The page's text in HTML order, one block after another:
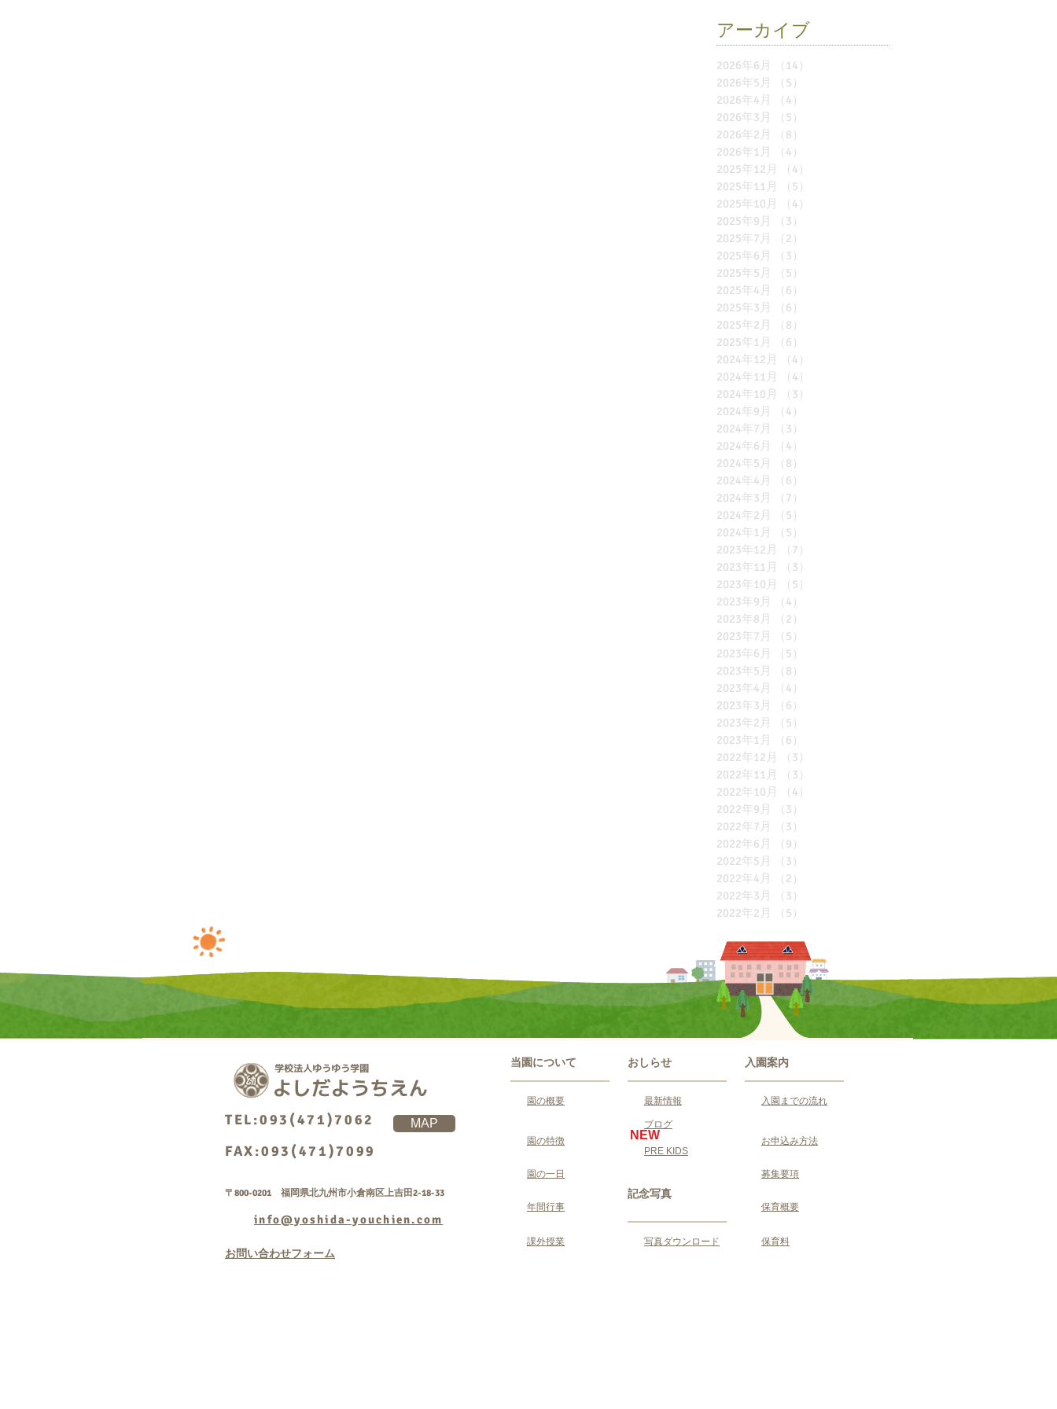
アーカイブ
2026年6月 （14）
2026年5月
（5）
2026年4月
（4）
2026年3月
（5）
2026年2月
（8）
2026年1月
（4）
2025年12月
（4）
2025年11月
（5）
2025年10月
（4）
2025年9月
（3）
2025年7月
（2）
2025年6月
（3）
2025年5月
（5）
2025年4月
（6）
2025年3月
（6）
2025年2月
（8）
2025年1月
（6）
2024年12月
（4）
2024年11月
（4）
2024年10月
（3）
2024年9月
（4）
2024年7月
（3）
2024年6月
（4）
2024年5月
（8）
2024年4月
（6）
2024年3月
（7）
2024年2月
（5）
2024年1月
（5）
2023年12月
（7）
2023年11月
（3）
2023年10月
（5）
2023年9月
（4）
2023年8月
（2）
2023年7月
（5）
2023年6月
（5）
2023年5月
（8）
2023年4月
（4）
2023年3月
（6）
2023年2月
（5）
2023年1月
（6）
2022年12月
（3）
2022年11月
（3）
2022年10月
（4）
2022年9月
（3）
2022年7月
（3）
2022年6月
（9）
2022年5月
（3）
2022年4月
（2）
2022年3月
（3）
2022年2月
（5）
TEL:093(471)7062
FAX:093(471)7099
MAP
〒800-0201 福岡県北九州市小倉南区上吉田2-18-33
info@yoshida-youchien.com
お問い合わせフォーム
当園について
園の概要
園の特徴
園の一日
年間行事
おしらせ
最新情報
ブログ
記念写真
入園案内
入園までの流れ
お申込み方法
募集要項
保育概要
課外授業 写真ダウンロード 保育料
PRE KIDS
NEW